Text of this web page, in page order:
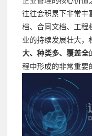
往往会积累下非常丰
档、合同文档、工程
业的持续发展壮大，
大、种类多、覆盖全
程中形成的非常重要